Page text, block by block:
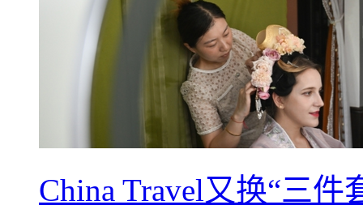
China Travel又换“三